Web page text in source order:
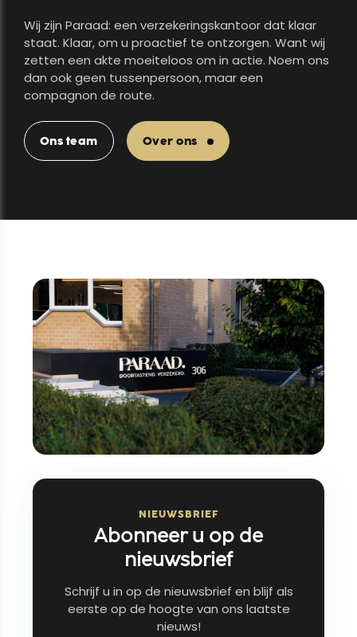
Wij zijn Paraad: een verzekeringskantoor dat klaar
staat. Klaar, om u proactief te ontzorgen. Want wij
zetten een akte moeiteloos om in actie. Noem ons
dan ook geen tussenpersoon, maar een
compagnon de route.
Ons team Over ons
NIEUWSBRIEF
Abonneer u op de
nieuwsbrief
Schrijf u in op de nieuwsbrief en blijf als
eerste op de hoogte van ons laatste
nieuws!